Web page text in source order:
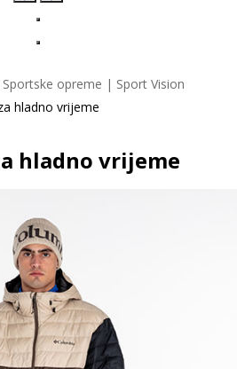
opreme | Sport Vision
hladno vrijeme
hladno vrijeme